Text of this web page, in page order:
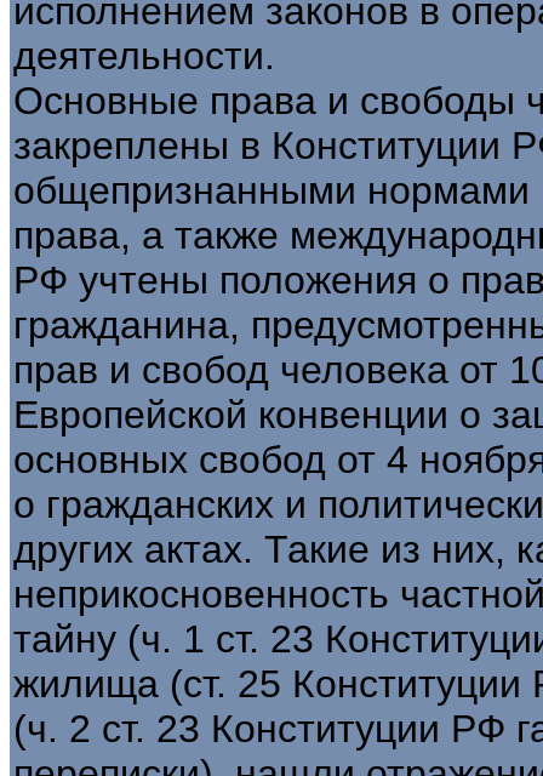
исполнением законов в
деятельности.
Основные права и свободы
закреплены в Конституции
общепризнанными нормами
права, а также
РФ учтены положения о
гражданина,
прав и свобод человека от
Европейской конвенции о
основных свобод от 4
о гражданских и
других актах. Такие из них,
неприкосновенность
тайну (ч. 1 ст. 23
жилища (ст. 25
(ч. 2 ст. 23 Конституции РФ